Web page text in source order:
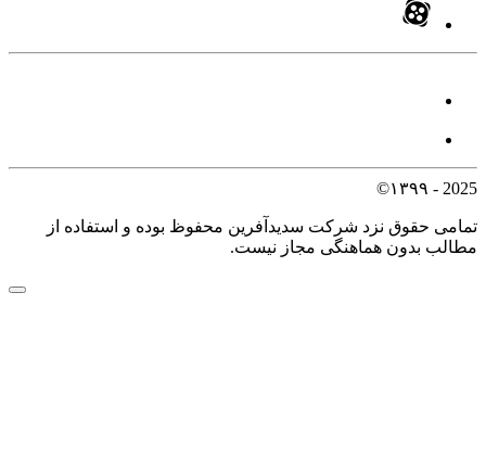
2025 - ۱۳۹۹©
تمامی حقوق نزد شرکت سدیدآفرین محفوظ بوده و استفاده از
مطالب بدون هماهنگی مجاز نیست.